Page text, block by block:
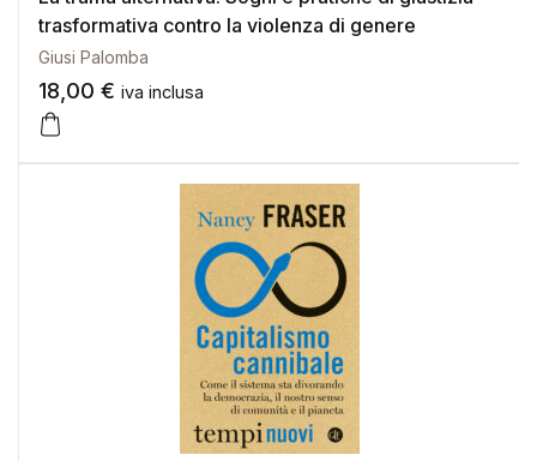
trasformativa contro la violenza di genere
Giusi Palomba
18,00 € iva inclusa